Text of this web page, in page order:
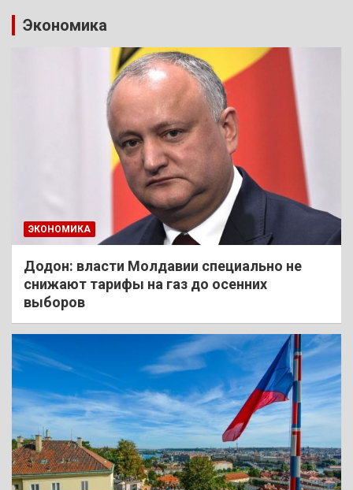
Экономика
ЭКОНОМИКА
Додон: власти Молдавии специально не
снижают тарифы на газ до осенних
выборов